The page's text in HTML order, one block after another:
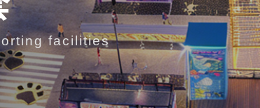
facilities